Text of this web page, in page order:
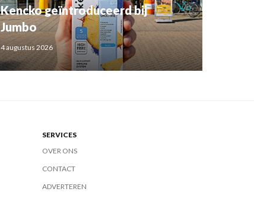
Kencko geïntroduceerd bij
Jumbo
4 augustus 2026
SERVICES
OVER ONS
CONTACT
ADVERTEREN